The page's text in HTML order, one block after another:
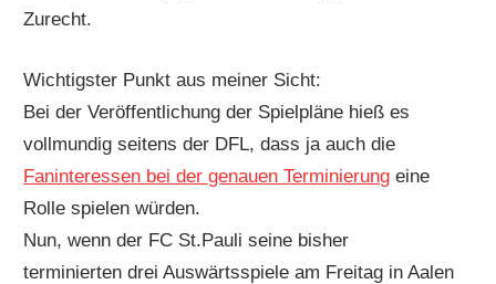
Zurecht.
Wichtigster Punkt aus meiner Sicht:
Bei der Veröffentlichung der Spielpläne hieß es
vollmundig seitens der DFL, dass ja auch die
Faninteressen bei der genauen Terminierung eine
Rolle spielen würden.
Nun, wenn der FC St.Pauli seine bisher
terminierten drei Auswärtsspiele am Freitag in Aalen